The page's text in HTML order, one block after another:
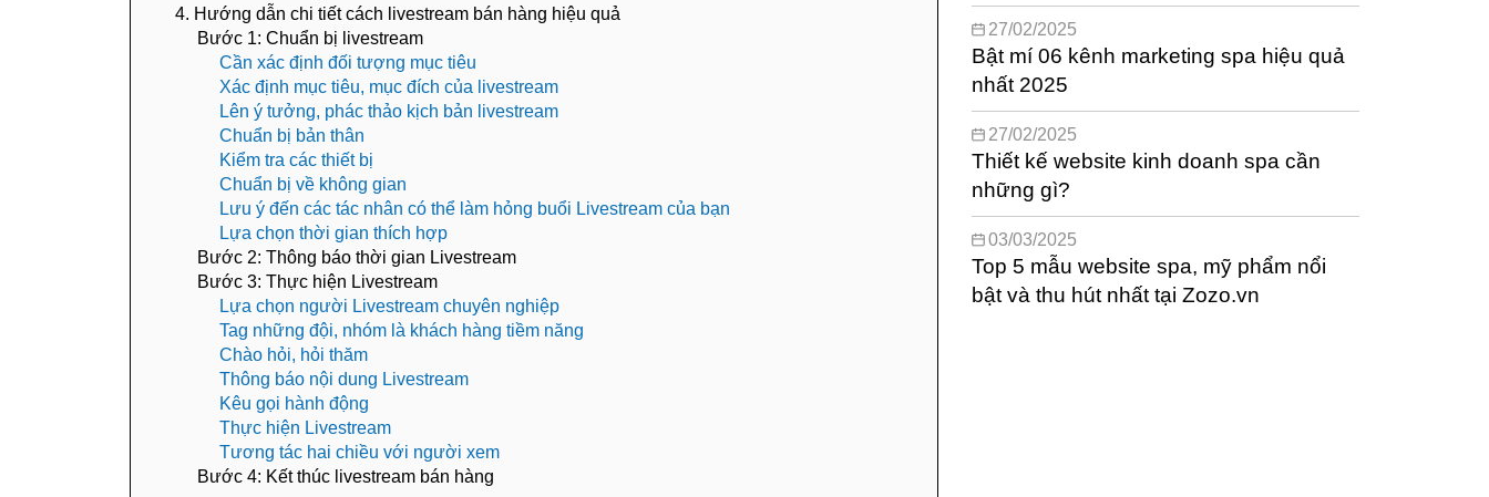
4. Hướng dẫn chi tiết cách livestream bán hàng hiệu quả
Bước 1: Chuẩn bị livestream
Cần xác định đối tượng mục tiêu
Xác định mục tiêu, mục đích của livestream
Lên ý tưởng, phác thảo kịch bản livestream
Chuẩn bị bản thân
Kiểm tra các thiết bị
Chuẩn bị về không gian
Lưu ý đến các tác nhân có thể làm hỏng buổi Livestream của bạn
Lựa chọn thời gian thích hợp
Bước 2: Thông báo thời gian Livestream
Bước 3: Thực hiện Livestream
Lựa chọn người Livestream chuyên nghiệp
Tag những đội, nhóm là khách hàng tiềm năng
Chào hỏi, hỏi thăm
Thông báo nội dung Livestream
Kêu gọi hành động
Thực hiện Livestream
Tương tác hai chiều với người xem
Bước 4: Kết thúc livestream bán hàng
27/02/2025
Bật mí 06 kênh marketing spa hiệu quả
nhất 2025
27/02/2025
Thiết kế website kinh doanh spa cần
những gì?
03/03/2025
Top 5 mẫu website spa, mỹ phẩm nổi
bật và thu hút nhất tại Zozo.vn